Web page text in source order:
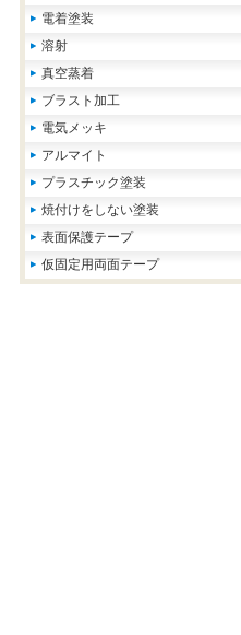
電着塗装
溶射
真空蒸着
ブラスト加工
電気メッキ
アルマイト
プラスチック塗装
焼付けをしない塗装
表面保護テープ
仮固定用両面テープ